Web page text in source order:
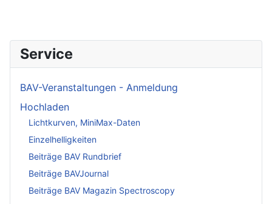
Service
BAV-Veranstaltungen - Anmeldung
Hochladen
Lichtkurven, MiniMax-Daten
Einzelhelligkeiten
Beiträge BAV Rundbrief
Beiträge BAVJournal
Beiträge BAV Magazin Spectroscopy